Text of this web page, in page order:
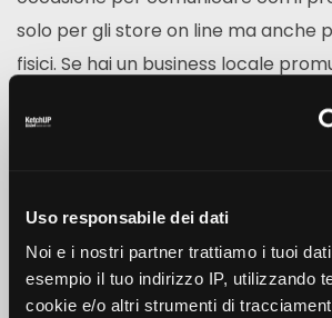
Uso responsabile dei dati
Noi e i nostri partner trattiamo i tuoi
esempio il tuo indirizzo IP, utilizzando
cookie e/o altri strumenti di
solo per gli store on line ma anche
fisici. Se hai un business locale
che i tuoi clienti possono
prezzo durante il venerdì nero dello